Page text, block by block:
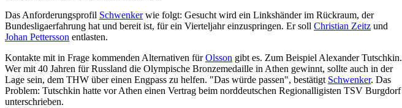
Das Anforderungsprofil Schwenkerwie folgt: Gesucht wird ein Linkshänder im Rückraum, der
Bundesligaerfahrung hat und bereit ist, für ein Vierteljahr einzuspringen. Er soll Christian Zeitz und
Johan Pettersson entlasten.
Kontakte mit in Frage kommenden Alternativen fürOlsson gibt es. Zum Beispiel Alexander Tutschkin.
Wer mit 40 Jahren für Russland die Olympische Bronzemedaille in Athen gewinnt, sollte auch in der
Lage sein, dem THW über einen Engpass zu helfen. "Das würde passen", bestätigt Schwenker. Das
Problem: Tutschkin hatte vor Athen einen Vertrag beim norddeutschen Regionalligisten TSV Burgdorf
unterschrieben.